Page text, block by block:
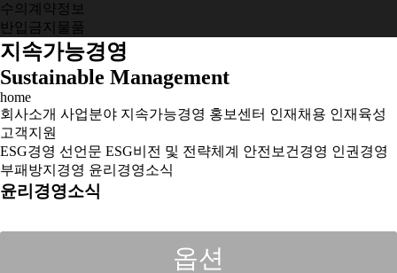
수의계약정보
반입금지물품
지속가능경영
Sustainable Management
home
회사소개 사업분야 지속가능경영 홍보센터 인재채용 인재육성
고객지원
ESG경영 선언문 ESG비전 및 전략체계 안전보건경영 인권경영
부패방지경영 윤리경영소식
윤리경영소식
옵션